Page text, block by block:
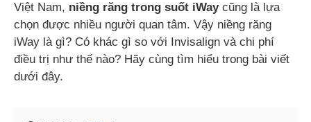
Việt Nam, niềng răng trong suốt iWaycũng là lựa
chọn được nhiều người quan tâm. Vậy niềng răng
iWay là gì? Có khác gì so với Invisalign và chi phí
điều trị như thế nào? Hãy cùng tìm hiểu trong bài viết
dưới đây.